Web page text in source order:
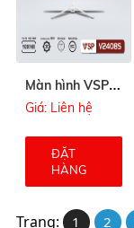
M
àn hình VSP 24inch V2408S White
Giá: Liên hệ
ĐẶT
HÀNG
Trang: 1 2